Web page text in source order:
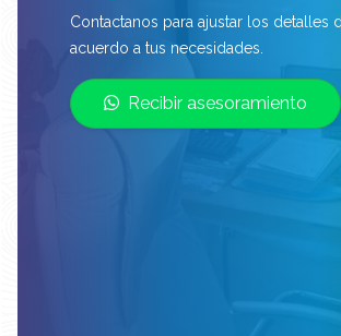
Contactanos para ajustar los detalles
acuerdo a tus necesidades.
Recibir asesoramiento